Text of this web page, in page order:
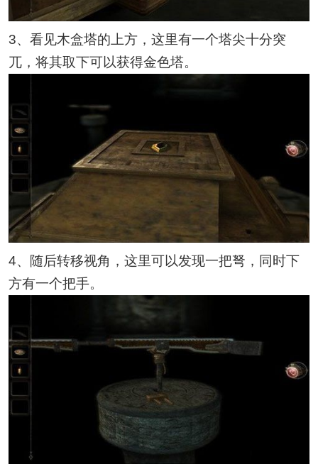
3、看见木盒塔的上方，这里有一个塔尖十分突
兀，将其取下可以获得金色塔。
4、随后转移视角，这里可以发现一把弩，同时下
方有一个把手。